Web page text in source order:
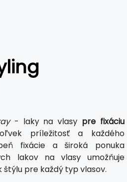
- laky na vlasy pre fixáciu
príležitosť a každého
fixácie a široká ponuka
lakov na vlasy umožňuje
pre každý typ vlasov.